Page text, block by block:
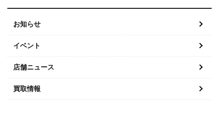
お知らせ
イベント
店舗ニュース
買取情報